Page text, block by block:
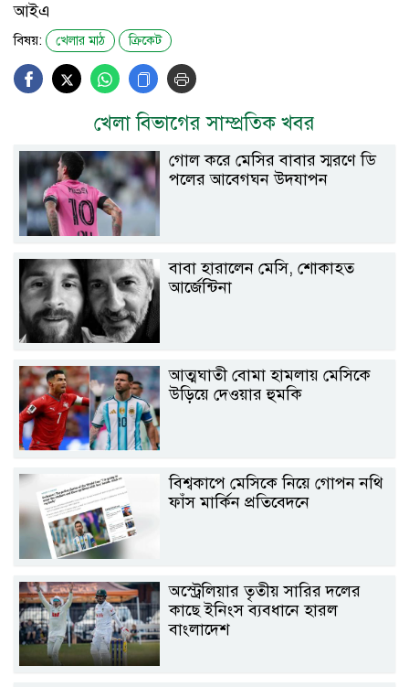
আইএ
বিষয়: খেলার মাঠ ক্রিকেট
খেলা বিভাগের সাম্প্রতিক খবর
গোল করে মেসির বাবার স্মরণে ডি
পলের আবেগঘন উদযাপন
বাবা হারালেন মেসি, শোকাহত
আর্জেন্টিনা
আত্মঘাতী বোমা হামলায় মেসিকে
উড়িয়ে দেওয়ার হুমকি
বিশ্বকাপে মেসিকে নিয়ে গোপন নথি
ফাঁস মার্কিন প্রতিবেদনে
অস্ট্রেলিয়ার তৃতীয় সারির দলের
কাছে ইনিংস ব্যবধানে হারল
বাংলাদেশ